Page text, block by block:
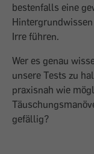
bestenfalls eine
Irre führen.
Wer es genau
unsere Tests zu
praxisnah wie
gefällig?